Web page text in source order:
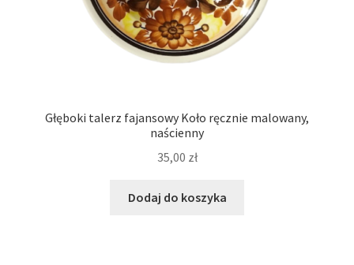
Głęboki talerz fajansowy Koło ręcznie malowany,
naścienny
35,00 zł
Dodaj do koszyka